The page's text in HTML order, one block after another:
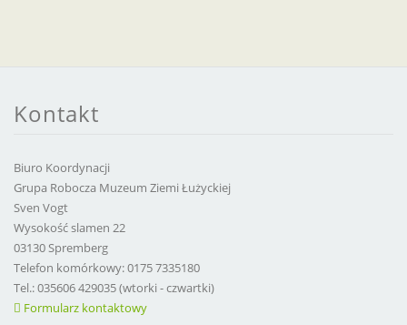
Kontakt
Biuro Koordynacji
Grupa Robocza Muzeum Ziemi Łużyckiej
Sven Vogt
Wysokość slamen 22
03130 Spremberg
Telefon komórkowy: 0175 7335180
Tel.: 035606 429035 (wtorki - czwartki)
Formularz kontaktowy